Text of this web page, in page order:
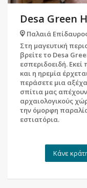
Desa Green
Παλαιά
Στη μαγευτική
βρείτε το Desa
εσπεριδοειδή.
και η ηρεμία
περάσετε μια
σπίτια μας
αρχαιολογικούς
την όμορφη
εστιατόρια.
Κάνε